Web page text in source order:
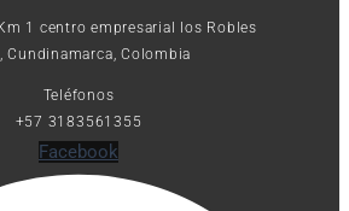
1 centro empresarial los Robles
Cundinamarca, Colombia
Teléfonos
+57 3183561355
Facebook